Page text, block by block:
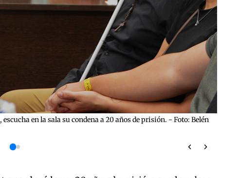
en la sala su condena a 20 años de prisión. - Foto: Belén